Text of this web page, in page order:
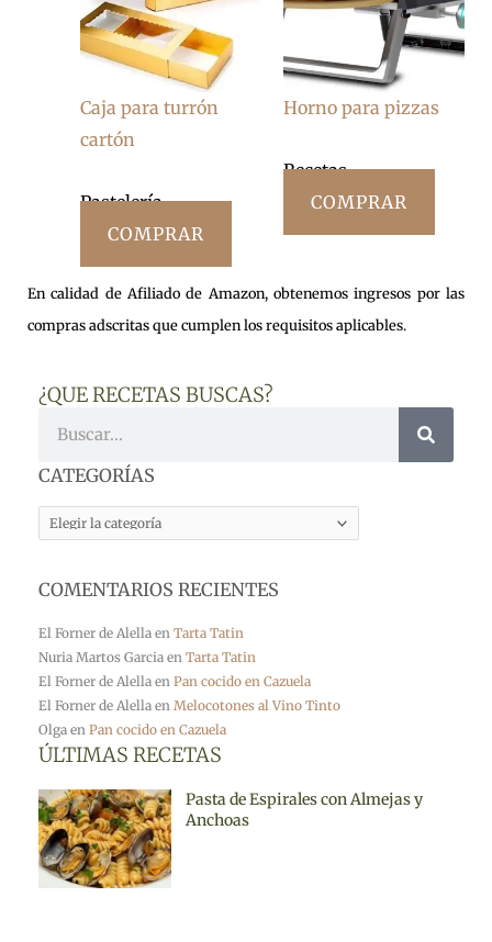
Caja para turrón
cartón
Pastelería
COMPRAR
Horno para pizzas
Recetas
COMPRAR
En calidad de Afiliado de Amazon, obtenemos ingresos por las
compras adscritas que cumplen los requisitos aplicables.
¿QUE RECETAS BUSCAS?
CATEGORÍAS
CATEGORÍAS
COMENTARIOS RECIENTES
El Forner de Alella en Tarta Tatin
Nuria Martos Garcia en Tarta Tatin
El Forner de Alella en Pan cocido en Cazuela
El Forner de Alella en Melocotones al Vino Tinto
Olga en Pan cocido en Cazuela
ÚLTIMAS RECETAS
Pasta de Espirales con Almejas y
Anchoas